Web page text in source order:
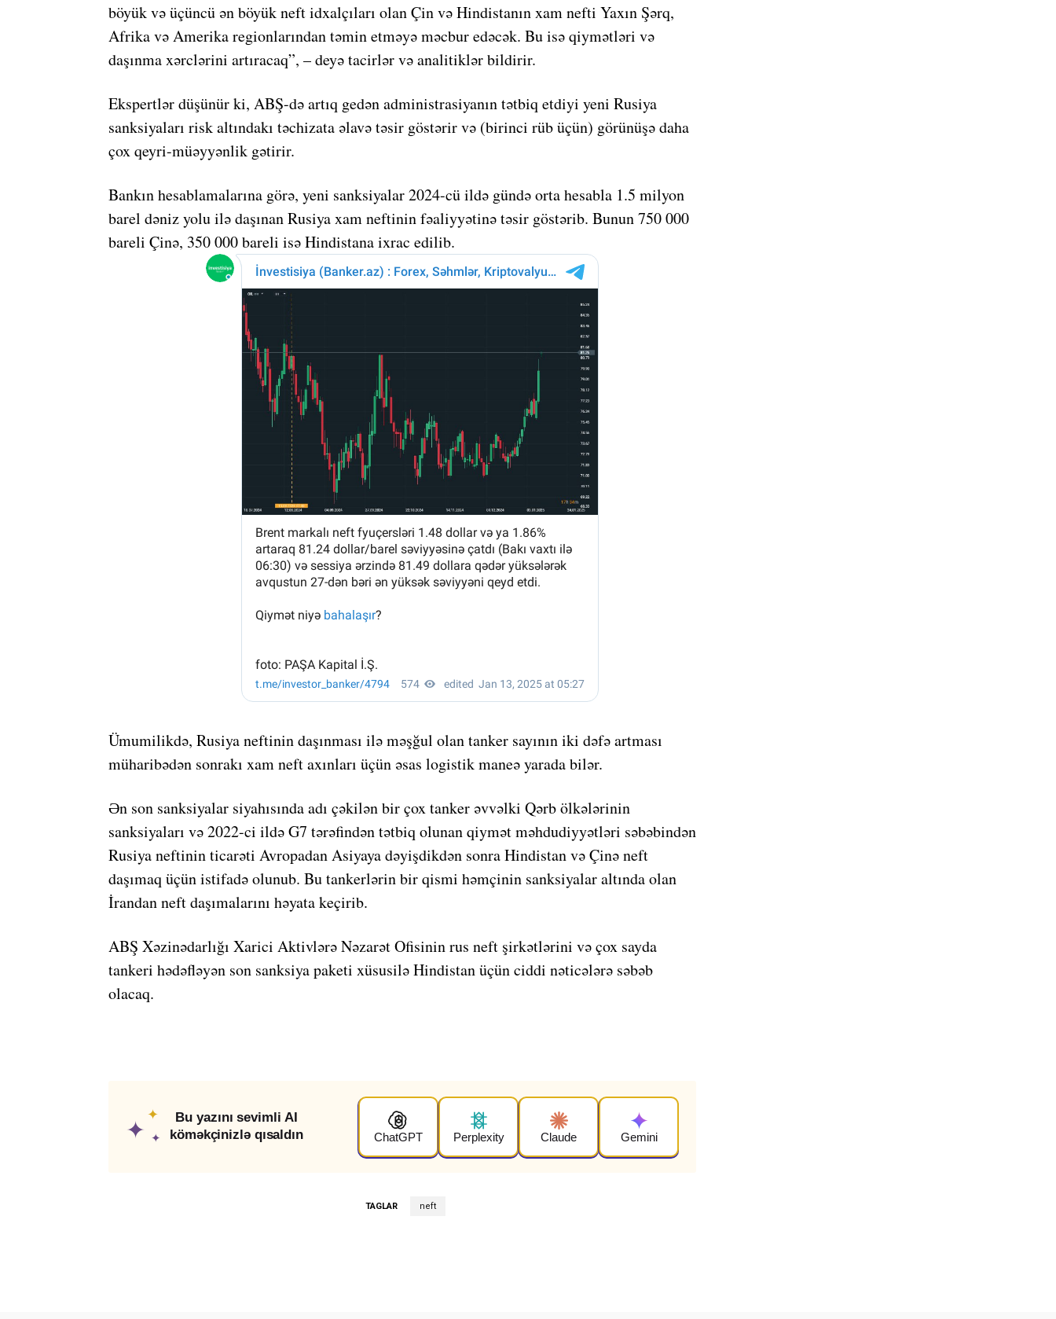
böyük və üçüncü ən böyük neft idxalçıları olan Çin və Hindistanın xam nefti Yaxın Şərq,
Afrika və Amerika regionlarından təmin etməyə məcbur edəcək. Bu isə qiymətləri və
daşınma xərclərini artıracaq”, – deyə tacirlər və analitiklər bildirir.
Ekspertlər düşünür ki, ABŞ-də artıq gedən administrasiyanın tətbiq etdiyi yeni Rusiya
sanksiyaları risk altındakı təchizata əlavə təsir göstərir və (birinci rüb üçün) görünüşə daha
çox qeyri-müəyyənlik gətirir.
Bankın hesablamalarına görə, yeni sanksiyalar 2024-cü ildə gündə orta hesabla 1.5 milyon
barel dəniz yolu ilə daşınan Rusiya xam neftinin fəaliyyətinə təsir göstərib. Bunun 750 000
bareli Çinə, 350 000 bareli isə Hindistana ixrac edilib.
Ümumilikdə, Rusiya neftinin daşınması ilə məşğul olan tanker sayının iki dəfə artması
müharibədən sonrakı xam neft axınları üçün əsas logistik maneə yarada bilər.
Ən son sanksiyalar siyahısında adı çəkilən bir çox tanker əvvəlki Qərb ölkələrinin
sanksiyaları və 2022-ci ildə G7 tərəfindən tətbiq olunan qiymət məhdudiyyətləri səbəbindən
Rusiya neftinin ticarəti Avropadan Asiyaya dəyişdikdən sonra Hindistan və Çinə neft
daşımaq üçün istifadə olunub. Bu tankerlərin bir qismi həmçinin sanksiyalar altında olan
İrandan neft daşımalarını həyata keçirib.
ABŞ Xəzinədarlığı Xarici Aktivlərə Nəzarət Ofisinin rus neft şirkətlərini və çox sayda
tankeri hədəfləyən son sanksiya paketi xüsusilə Hindistan üçün ciddi nəticələrə səbəb
olacaq.
✦
✦
✦
Bu yazını sevimli AI
köməkçinizlə qısaldın
ChatGPT Perplexity Claude Gemini
TAGLAR neft